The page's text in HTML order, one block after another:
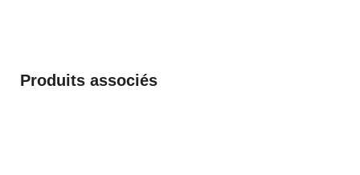
Produits associés